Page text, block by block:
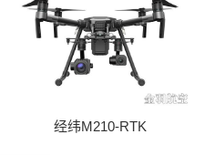
经纬M210-RTK